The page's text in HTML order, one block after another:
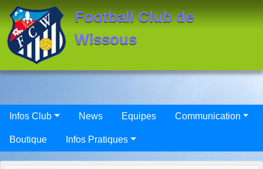
Football Club de
Wissous
Infos Club News Equipes Communication
Boutique Infos Pratiques
Panneau de gestion des cookies